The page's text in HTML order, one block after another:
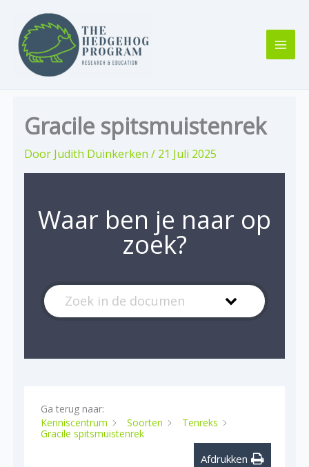
naar
inhoud
Gracile spitsmuistenrek
Door Judith Duinkerken / 21 Juli 2025
Waar ben je naar op
zoek?
Ga terug naar:
Kenniscentrum
Soorten
Tenreks
Gracile spitsmuistenrek
Afdrukken